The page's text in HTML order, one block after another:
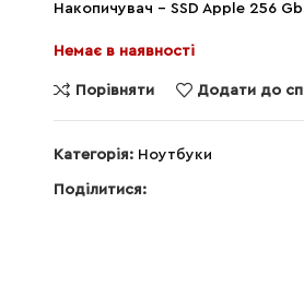
Накопичувач – SSD Apple 256 Gb
Немає в наявності
Порівняти Додати до
Категорія: Ноутбуки
Поділитися: